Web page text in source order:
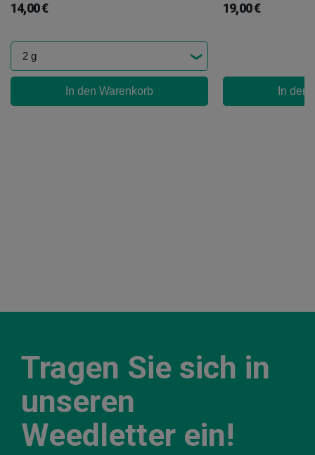
14,00 €
In den Warenkorb
19,00 €
In den
Tragen Sie sich in
unseren
Weedletter ein!